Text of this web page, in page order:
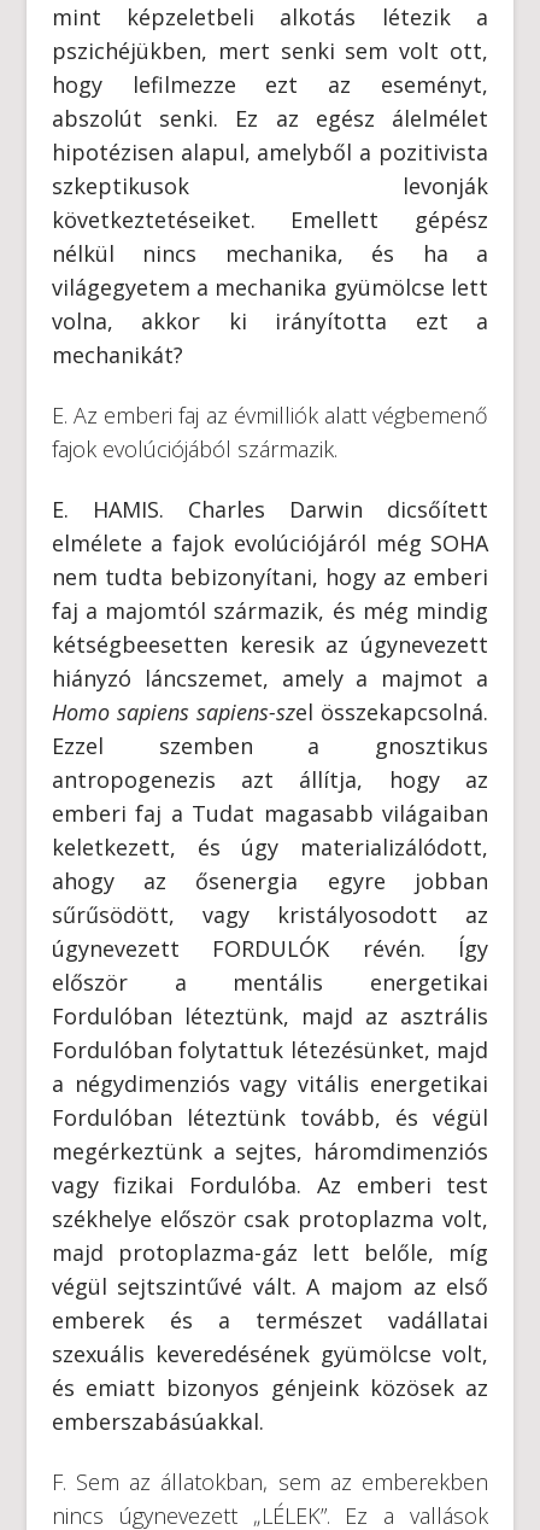
mint képzeletbeli alkotás létezik a
pszichéjükben, mert senki sem volt ott,
hogy lefilmezze ezt az eseményt,
abszolút senki. Ez az egész álelmélet
hipotézisen alapul, amelyből a pozitivista
szkeptikusok levonják
következtetéseiket. Emellett gépész
nélkül nincs mechanika, és ha a
világegyetem a mechanika gyümölcse lett
volna, akkor ki irányította ezt a
mechanikát?
E. Az emberi faj az évmilliók alatt végbemenő
fajok evolúciójából származik.
E. HAMIS. Charles Darwin dicsőített
elmélete a fajok evolúciójáról még SOHA
nem tudta bebizonyítani, hogy az emberi
faj a majomtól származik, és még mindig
kétségbeesetten keresik az úgynevezett
hiányzó láncszemet, amely a majmot a
Homo sapiens sapiens-szel összekapcsolná.
Ezzel szemben a gnosztikus
antropogenezis azt állítja, hogy az
emberi faj a Tudat magasabb világaiban
keletkezett, és úgy materializálódott,
ahogy az ősenergia egyre jobban
sűrűsödött, vagy kristályosodott az
úgynevezett FORDULÓK révén. Így
először a mentális energetikai
Fordulóban léteztünk, majd az asztrális
Fordulóban folytattuk létezésünket, majd
a négydimenziós vagy vitális energetikai
Fordulóban léteztünk tovább, és végül
megérkeztünk a sejtes, háromdimenziós
vagy fizikai Fordulóba. Az emberi test
székhelye először csak protoplazma volt,
majd protoplazma-gáz lett belőle, míg
végül sejtszintűvé vált. A majom az első
emberek és a természet vadállatai
szexuális keveredésének gyümölcse volt,
és emiatt bizonyos génjeink közösek az
emberszabásúakkal.
F. Sem az állatokban, sem az emberekben
nincs úgynevezett „LÉLEK”. Ez a vallások